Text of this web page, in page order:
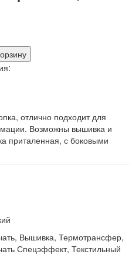
отлично подходит для
Возможны вышивка и
приталенная, с боковыми
Вышивка, Термотрансфер,
Спецэффект, Текстильный